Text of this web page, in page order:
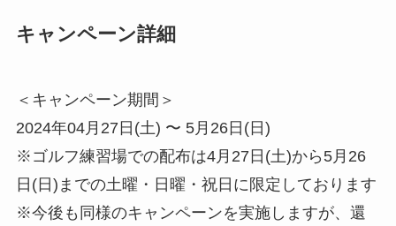
キャンペーン詳細
＜キャンペーン期間＞
2024年04月27日(土) 〜 5月26日(日)
※ゴルフ練習場での配布は4月27日(土)から5月26
日(日)までの土曜・日曜・祝日に限定しております
※今後も同様のキャンペーンを実施しますが、還